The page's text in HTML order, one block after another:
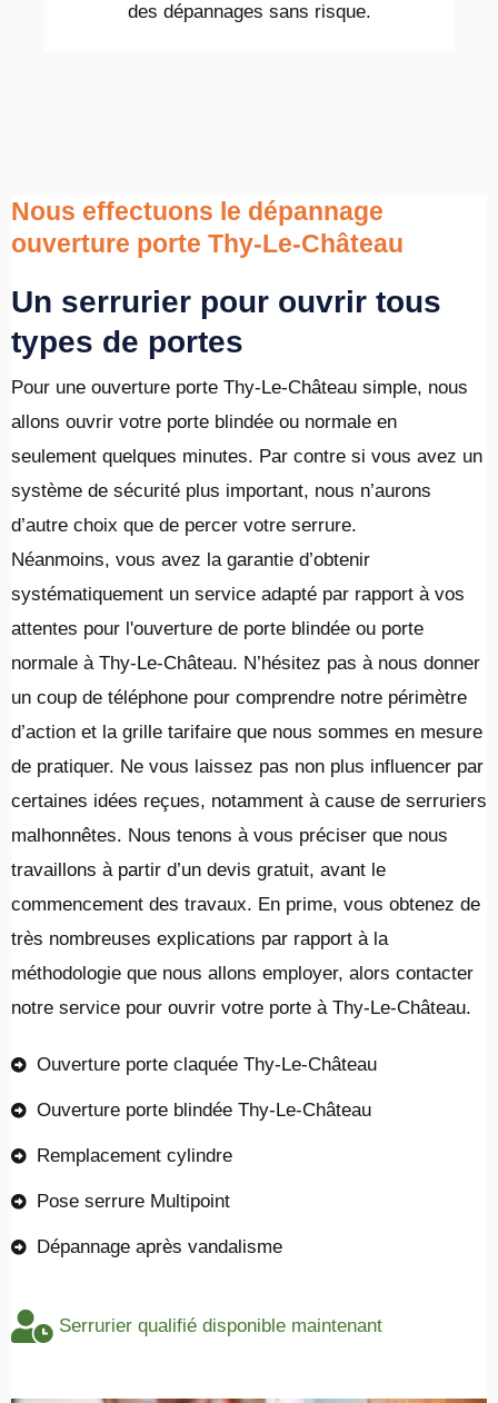
des dépannages sans risque.
Nous effectuons le dépannage
ouverture porte Thy-Le-Château
Un serrurier pour ouvrir tous
types de portes
Pour une ouverture porte Thy-Le-Château simple, nous
allons ouvrir votre porte blindée ou normale en
seulement quelques minutes. Par contre si vous avez un
système de sécurité plus important, nous n’aurons
d’autre choix que de percer votre serrure.
Néanmoins, vous avez la garantie d’obtenir
systématiquement un service adapté par rapport à vos
attentes pour l'ouverture de porte blindée ou porte
normale à Thy-Le-Château. N’hésitez pas à nous donner
un coup de téléphone pour comprendre notre périmètre
d’action et la grille tarifaire que nous sommes en mesure
de pratiquer. Ne vous laissez pas non plus influencer par
certaines idées reçues, notamment à cause de serruriers
malhonnêtes. Nous tenons à vous préciser que nous
travaillons à partir d’un devis gratuit, avant le
commencement des travaux. En prime, vous obtenez de
très nombreuses explications par rapport à la
méthodologie que nous allons employer, alors contacter
notre service pour ouvrir votre porte à Thy-Le-Château.
Ouverture porte claquée Thy-Le-Château
Ouverture porte blindée Thy-Le-Château
Remplacement cylindre
Pose serrure Multipoint
Dépannage après vandalisme
Serrurier qualifié disponible maintenant